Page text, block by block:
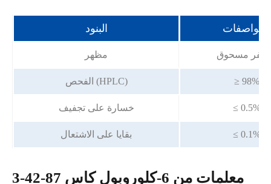
البنود المواصفات
مظهر مسحوق
الفحص (HPLC) ≥ 98%
خسارة على تجفيف ≤ 0.5%
بقايا على الاشتعال ≤ 0.1%
معلمات من 6-كلوروبول كاس 87-42-3